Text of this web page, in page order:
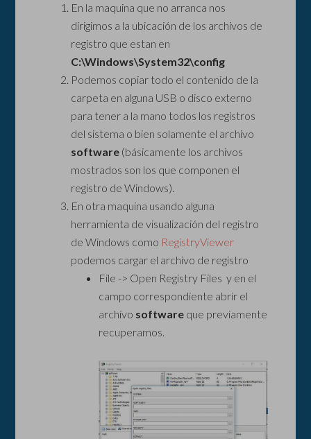
En la maquina que no arranca nos
dirigimos a la ubicación de los archivos de
registro que estan en
C:\Windows\System32\config
Podemos copiar todo el contenido de la
carpeta en alguna USB o disco externo
para tener a la mano todos los registros
del sistema o bien solamente el archivo
software (básicamente los archivos
mostrados son los que componen el
registro de Windows).
En otra maquina usando alguna
herramienta de visualización del registro
de Windows como RegistryViewer
podemos cargar el archivo de registro
File -> Open Registry Files y en el
campo correspondiente abrir el
archivo software que previamente
recuperamos.